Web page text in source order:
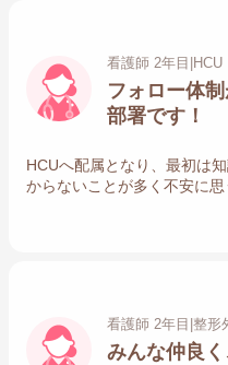
看護師 2年目|HCU
フォロー体
部署です！
HCUへ配属となり、最初は
からないことが多く不安に
看護師 2年目|整形
みんな仲良